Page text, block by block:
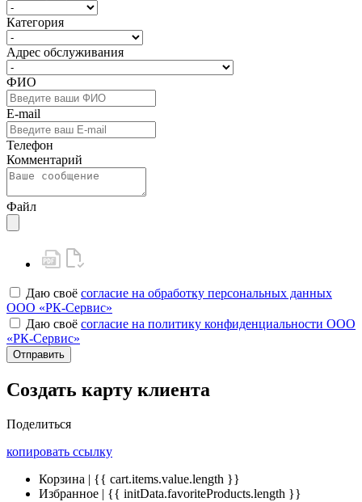
Категория
Адрес обслуживания
ФИО
E-mail
Телефон
Комментарий
Файл
Даю своё согласие на обработку персональных данных
ООО «РК-Сервис»
Даю своё согласие на политику конфиденциальности ООО
«РК-Сервис»
Отправить
Создать карту клиента
Поделиться
копировать ссылку
Корзина | {{ cart.items.value.length }}
Избранное | {{ initData.favoriteProducts.length }}